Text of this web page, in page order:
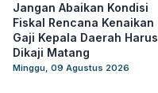
Jangan Abaikan Kondisi
Fiskal Rencana Kenaikan
Gaji Kepala Daerah Harus
Dikaji Matang
Minggu, 09 Agustus 2026